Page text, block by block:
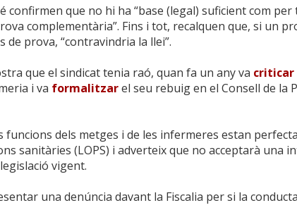
confirmen que no hi ha “base (legal) suficient com
complementària”. Fins i tot, recalquen que, si un
prova, “contravindria la llei”.
que el sindicat tenia raó, quan fa un any va criticar
i va formalitzarel seu rebuig en el Consell de la
funcions dels metges i de les infermeres estan
sanitàries (LOPS) i adverteix que no acceptarà una
vigent.
una denúncia davant la Fiscalia per si la